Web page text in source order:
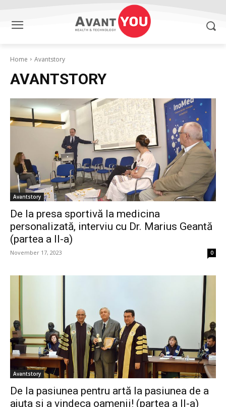
Home Avantstory
AVANTSTORY
Avantstory
De la presa sportivă la medicina
personalizată, interviu cu Dr. Marius Geantă
(partea a II-a)
November 17, 2023 0
Avantstory
De la pasiunea pentru artă la pasiunea de a
ajuta și a vindeca oamenii! (partea a II-a)